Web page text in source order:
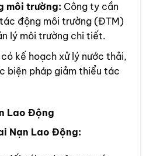
môi trường: Công ty cần
động môi trường (ĐTM)
lý môi trường chi tiết.
kế hoạch xử lý nước thải,
biện pháp giảm thiểu tác
Lao Động
Nạn Lao Động: